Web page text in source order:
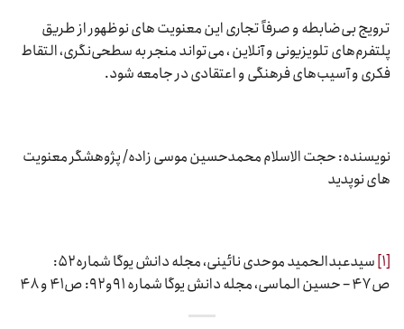
ترویج بی‌ضابطه و صرفاً تجاری این معنویت های نوظهور از طریق
پلتفرم‌های تلویزیونی و آنلاین ، می‌تواند منجر به سطحی‌نگری، التقاط
فکری و آسیب‌های فرهنگی و اعتقادی در جامعه شود.
نویسنده: حجت الاسلام محمدحسین موسی زاده/ پژوهشگر معنویت
های نوپدید
[۱]
سیدعبدالحمید موحدی نائینی، مجله دانش یوگا شماره ۵۲:
ص۴۷ – حسین الماسی، مجله دانش یوگا شماره ۹۱و۹۲: ص۴۱ و ۴۸